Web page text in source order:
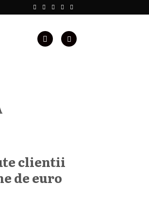
clientii
de euro